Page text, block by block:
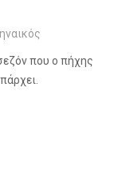
που ο πήχης